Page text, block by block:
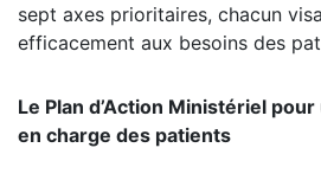
sept axes prioritaires, chacun
efficacement aux besoins des
Le Plan d’Action Ministériel
en charge des patients